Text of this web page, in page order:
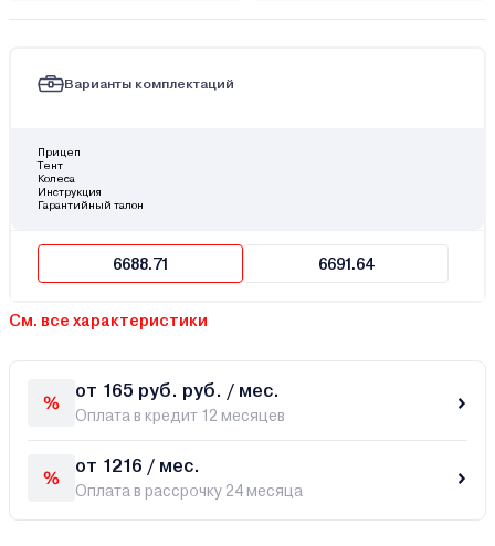
Варианты комплектаций
Прицеп
Тент
Колеса
Инструкция
Гарантийный талон
6688.71 6691.64
См. все характеристики
от 165 руб. руб. / мес.
Оплата в кредит 12 месяцев
от 1216 / мес.
Оплата в рассрочку 24 месяца